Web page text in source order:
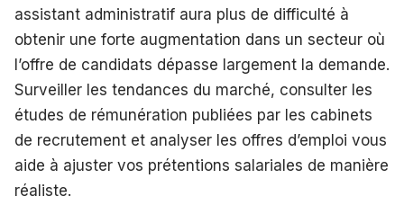
assistant administratif aura plus de difficulté à
obtenir une forte augmentation dans un secteur où
l’offre de candidats dépasse largement la demande.
Surveiller les tendances du marché, consulter les
études de rémunération publiées par les cabinets
de recrutement et analyser les offres d’emploi vous
aide à ajuster vos prétentions salariales de manière
réaliste.